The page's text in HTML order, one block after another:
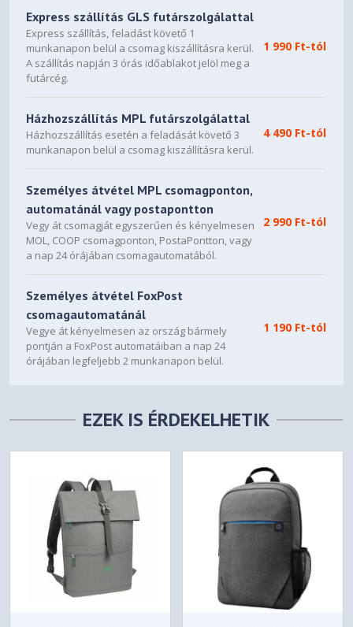
Származási ország
Készült Kambodzsában az Egyesült Államok számára;
TAA-megfelelőség. Készült Kambodzsában vagy Kínában a
világ többi része számára.
HP Prelude Pro hátizsák újrahasznosított anyagól
Egyéves korlátozott garancia.
Express szállítás GLS futárszolgálattal
Express szállítás, feladást követő 1
munkanapon belül a csomag kiszállításra kerül.
A szállítás napján 3 órás időablakot jelöl meg a
futárcég.
1 990 Ft-tól
Házhozszállítás MPL futárszolgálattal
Házhozszállítás esetén a feladását követő 3
munkanapon belül a csomag kiszállításra kerül.
4 490 Ft-tól
Személyes átvétel MPL csomagponton,
automatánál vagy postapontton
Vegy át csomagját egyszerűen és kényelmesen
MOL, COOP csomagponton, PostaPontton, vagy
a nap 24 órájában csomagautomatából.
2 990 Ft-tól
Személyes átvétel FoxPost
csomagautomatánál
Vegye át kényelmesen az ország bármely
pontján a FoxPost automatáiban a nap 24
órájában legfeljebb 2 munkanapon belül.
1 190 Ft-tól
EZEK IS ÉRDEKELHETIK